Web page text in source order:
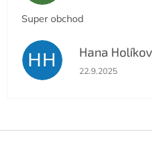
Super obchod
HH Hana
Hodnocení
22.9.2025